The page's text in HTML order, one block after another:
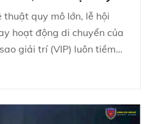
thuật quy mô lớn, lễ hội
hoạt động di chuyển của
giải trí (VIP) luôn tiềm
ninh trật tự khó lường.
người, tài sản lẫn danh